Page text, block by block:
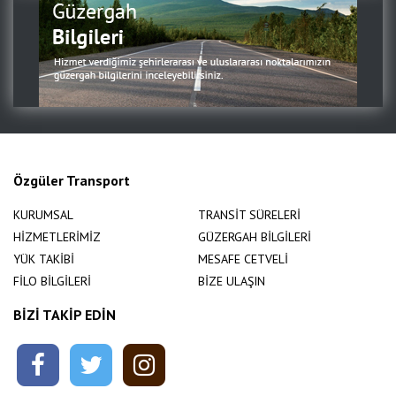
Özgüler Transport
KURUMSAL
HİZMETLERİMİZ
YÜK TAKİBİ
FİLO BİLGİLERİ
TRANSİT SÜRELERİ
GÜZERGAH BİLGİLERİ
MESAFE CETVELİ
BİZE ULAŞIN
BİZİ TAKİP EDİN